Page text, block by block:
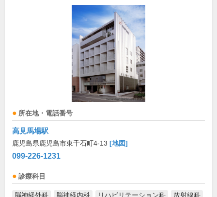
所在地・電話番号
高見馬場駅
鹿児島県鹿児島市東千石町4-13 [地図]
099-226-1231
診療科目
脳神経外科 脳神経内科 リハビリテーション科 放射線科